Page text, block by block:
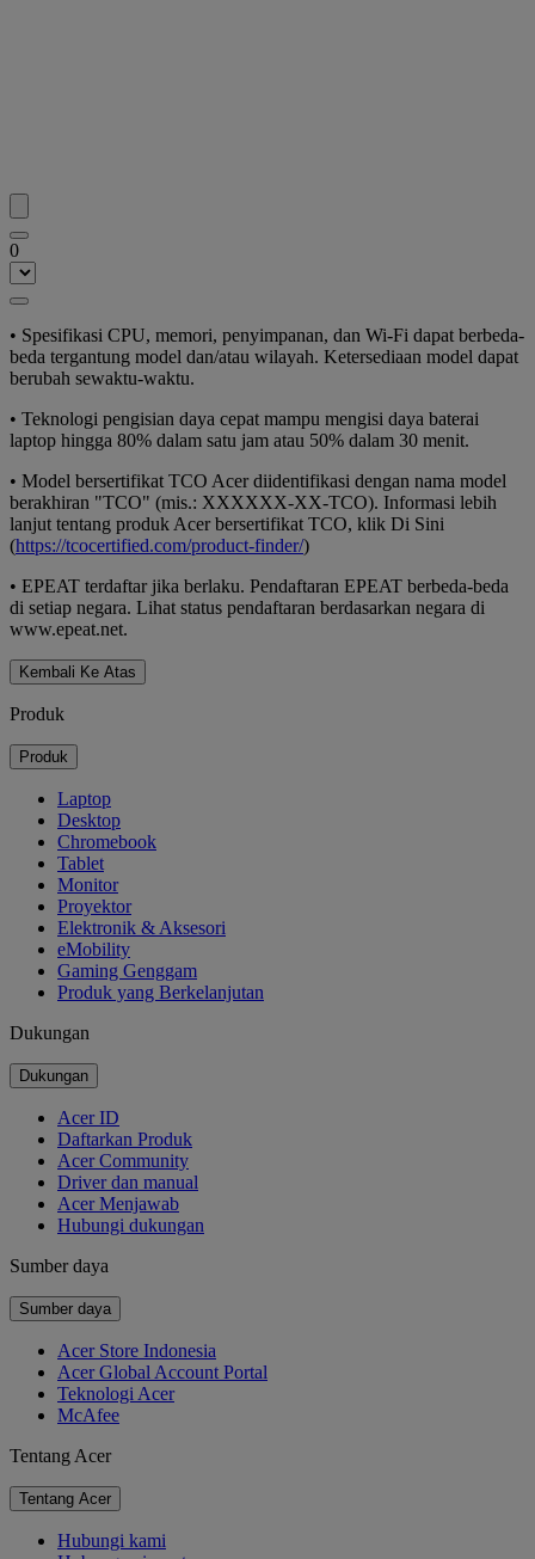
0
• Spesifikasi CPU, memori, penyimpanan, dan Wi-Fi dapat berbeda-
beda tergantung model dan/atau wilayah. Ketersediaan model dapat
berubah sewaktu-waktu.
• Teknologi pengisian daya cepat mampu mengisi daya baterai
laptop hingga 80% dalam satu jam atau 50% dalam 30 menit.
• Model bersertifikat TCO Acer diidentifikasi dengan nama model
berakhiran "TCO" (mis.: XXXXXX-XX-TCO). Informasi lebih
lanjut tentang produk Acer bersertifikat TCO, klik Di Sini
(https://tcocertified.com/product-finder/)
• EPEAT terdaftar jika berlaku. Pendaftaran EPEAT berbeda-beda
di setiap negara. Lihat status pendaftaran berdasarkan negara di
www.epeat.net.
Kembali Ke Atas
Produk
Produk
Laptop
Desktop
Chromebook
Tablet
Monitor
Proyektor
Elektronik & Aksesori
eMobility
Gaming Genggam
Produk yang Berkelanjutan
Dukungan
Dukungan
Acer ID
Daftarkan Produk
Acer Community
Driver dan manual
Acer Menjawab
Hubungi dukungan
Sumber daya
Sumber daya
Acer Store Indonesia
Acer Global Account Portal
Teknologi Acer
McAfee
Tentang Acer
Tentang Acer
Hubungi kami